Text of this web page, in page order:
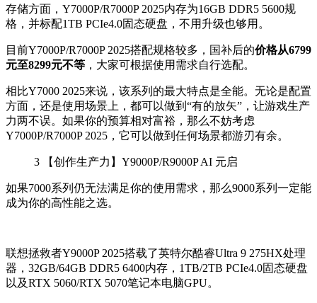
存储方面， Y7000P/R7000P 2025内存为16GB DDR5 5600规
格，并标配1TB PCIe4.0固态硬盘，不用升级也够用。
目前Y7000P/R7000P 2025搭配规格较多，国补后的价格从6799
元至8299元不等 ，大家可根据使用需求自行选配。
相比Y7000 2025来说，该系列的最大特点是全能。无论是配置
方面，还是使用场景上，都可以做到“有的放矢”，让游戏生产
力两不误。如果你的预算相对富裕，那么不妨考虑
Y7000P/R7000P 2025，它可以做到任何场景都游刃有余。
3 【创作生产力】Y9000P/R9000P AI 元启
如果7000系列仍无法满足你的使用需求，那么9000系列一定能
成为你的高性能之选。
联想拯救者Y9000P 2025搭载了英特尔酷睿Ultra 9 275HX处理
器，32GB/64GB DDR5 6400内存，1TB/2TB PCIe4.0固态硬盘
以及RTX 5060/RTX 5070笔记本电脑GPU。